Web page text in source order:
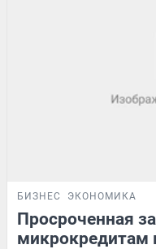
БИЗНЕС ЭКОНОМИКА
Просроченная
микрокредитам